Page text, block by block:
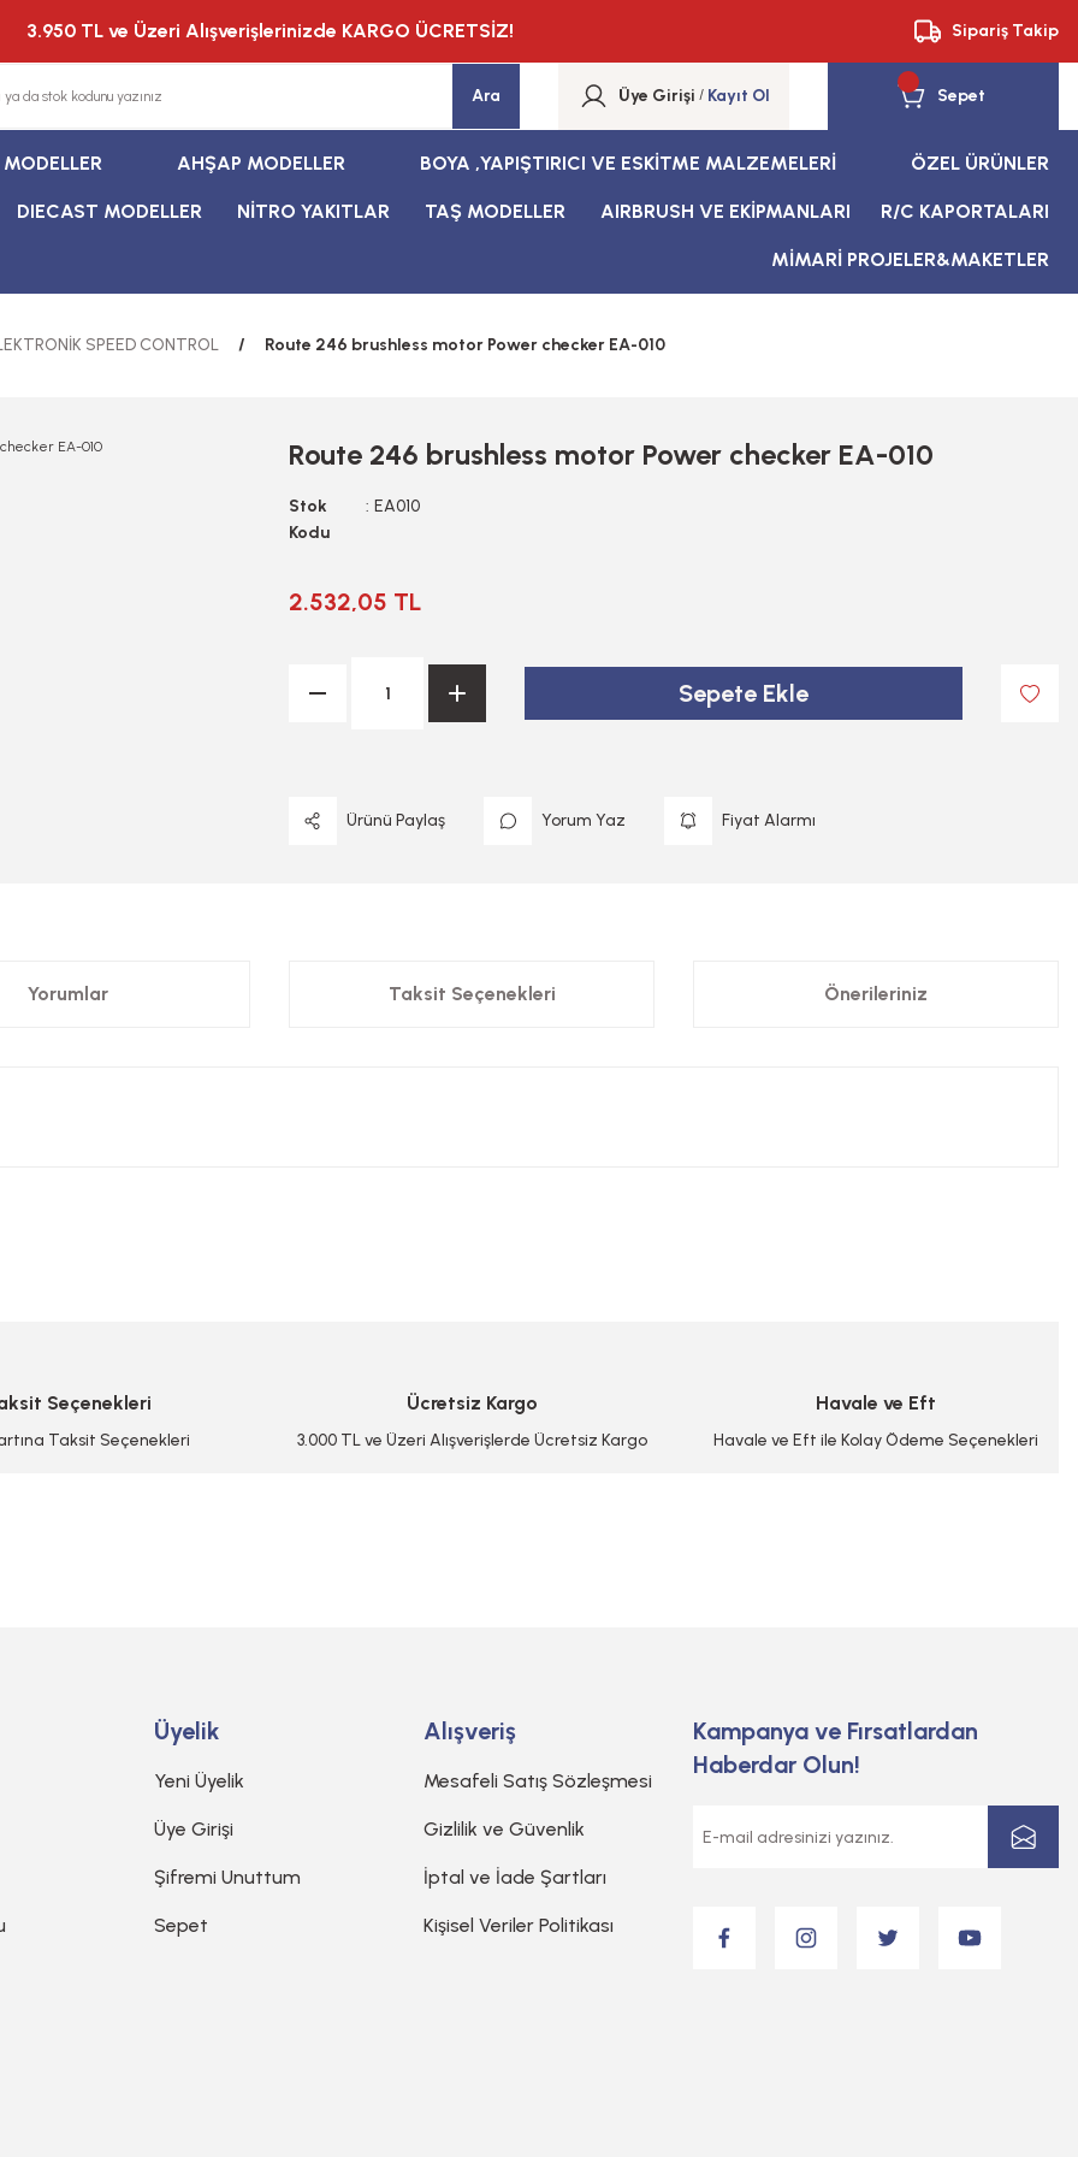
3.950 TL ve Üzeri Alışverişlerinizde KARGO ÜCRETSİZ! Sipariş Takip
Ara Üye Girişi / Kayıt Ol Sepet
AHŞAP MODELLER BOYA ,YAPIŞTIRICI VE ESKİTME MALZEMELERİ ÖZEL ÜRÜNLER
DIECAST MODELLER NİTRO YAKITLAR TAŞ MODELLER AIRBRUSH VE EKİPMANLARI R/C KAPORTALARI
MİMARİ PROJELER&MAKETLER
SPEED CONTROL Route 246 brushless motor Power checker EA-010
Route 246 brushless motor Power checker EA-010
Stok
Kodu
EA010
2.532,05 TL
Sepete Ekle
Ürünü Paylaş Yorum Yaz Fiyat Alarmı
Yorumlar Taksit Seçenekleri Önerileriniz
Seçenekleri
Taksit Seçenekleri
Ücretsiz Kargo
3.000 TL ve Üzeri Alışverişlerde Ücretsiz Kargo
Havale ve Eft
Havale ve Eft ile Kolay Ödeme Seçenekleri
Üyelik
Yeni Üyelik
Üye Girişi
Şifremi Unuttum
Sepet
Alışveriş
Mesafeli Satış Sözleşmesi
Gizlilik ve Güvenlik
İptal ve İade Şartları
Kişisel Veriler Politikası
Kampanya ve Fırsatlardan
Haberdar Olun!